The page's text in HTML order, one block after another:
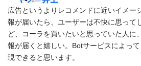
広告というよりレコメンドに近いイメー
報が届いたら、ユーザーは不快に思って
ど、コーラを買いたいと思っていた人に
報が届くと嬉しい。Botサービスによっ
現できると思います。